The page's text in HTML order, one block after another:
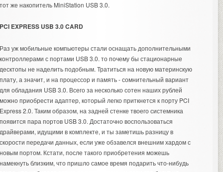
же накопитель MiniStation USB 3.0.
EXPRESS USB 3.0 CARD
уж мобильные компьютеры стали оснащать дополнительными
с портами USB 3.0. то почему бы стационарные
не наделить подобным. Тратиться на новую материнскую
а значит, и на процессор и память - сомнительный вариант
обладания USB 3.0. Всего за несколько сотен наших рублей
приобрести адаптер, который легко приткнется к порту PCI
2.0. Таким образом, на задней стенке твоего системника
пара портов USB 3.0. Достаточно воспользоваться
идущими в комплекте, и ты заметишь разницу в
передачи данных, если уже обзавелся внешним хардом с
портом. Кстати, после такого приобретения можешь
близким, что пришло самое время подарить что-нибудь